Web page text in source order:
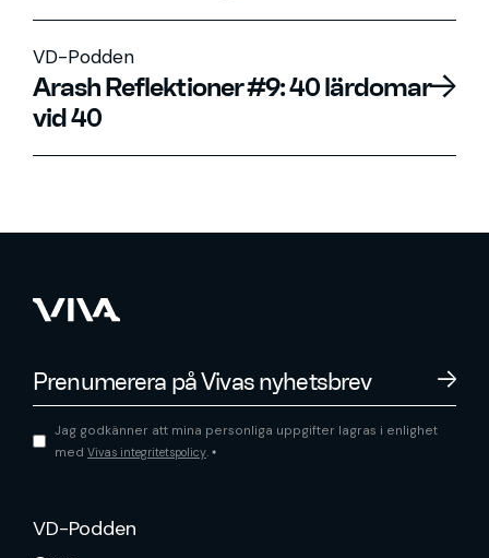
VD-Podden
Arash Reflektioner #9: 40 lärdomar
vid 40
Jag godkänner att mina personliga uppgifter lagras i enlighet
med Vivas integritetspolicy. *
VD-Podden